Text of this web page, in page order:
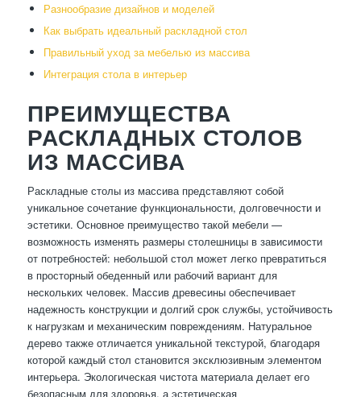
Разнообразие дизайнов и моделей
Как выбрать идеальный раскладной стол
Правильный уход за мебелью из массива
Интеграция стола в интерьер
ПРЕИМУЩЕСТВА
РАСКЛАДНЫХ СТОЛОВ
ИЗ МАССИВА
Раскладные столы из массива представляют собой
уникальное сочетание функциональности, долговечности и
эстетики. Основное преимущество такой мебели —
возможность изменять размеры столешницы в зависимости
от потребностей: небольшой стол может легко превратиться
в просторный обеденный или рабочий вариант для
нескольких человек. Массив древесины обеспечивает
надежность конструкции и долгий срок службы, устойчивость
к нагрузкам и механическим повреждениям. Натуральное
дерево также отличается уникальной текстурой, благодаря
которой каждый стол становится эксклюзивным элементом
интерьера. Экологическая чистота материала делает его
безопасным для здоровья, а эстетическая